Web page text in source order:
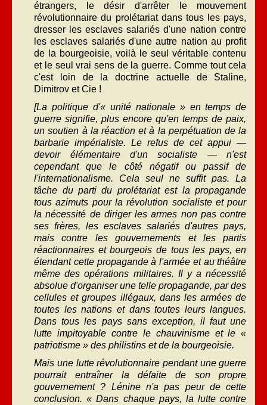
étrangers, le désir d'arrêter le mouvement
révolutionnaire du prolétariat dans tous les pays,
dresser les esclaves salariés d'une nation contre
les esclaves salariés d'une autre nation au profit
de la bourgeoisie, voilà le seul véritable contenu
et le seul vrai sens de la guerre. Comme tout cela
c'est loin de la doctrine actuelle de Staline,
Dimitrov et Cie !
[La politique d'« unité nationale » en temps de
guerre signifie, plus encore qu'en temps de paix,
un soutien à la réaction et à la perpétuation de la
barbarie impérialiste. Le refus de cet appui —
devoir élémentaire d'un socialiste — n'est
cependant que le côté négatif ou passif de
l'internationalisme. Cela seul ne suffit pas. La
tâche du parti du prolétariat est la propagande
tous azimuts pour la révolution socialiste et pour
la nécessité de diriger les armes non pas contre
ses frères, les esclaves salariés d'autres pays,
mais contre les gouvernements et les partis
réactionnaires et bourgeois de tous les pays, en
étendant cette propagande à l'armée et au théâtre
même des opérations militaires. Il y a nécessité
absolue d'organiser une telle propagande, par des
cellules et groupes illégaux, dans les armées de
toutes les nations et dans toutes leurs langues.
Dans tous les pays sans exception, il faut une
lutte impitoyable contre le chauvinisme et le «
patriotisme » des philistins et de la bourgeoisie.
Mais une lutte révolutionnaire pendant une guerre
pourrait entraîner la défaite de son propre
gouvernement ? Lénine n'a pas peur de cette
conclusion. « Dans chaque pays, la lutte contre